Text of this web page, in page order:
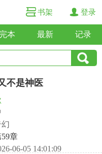
书架 登录
完本 最新 记录
不是神医
章
06-05 14:01:09